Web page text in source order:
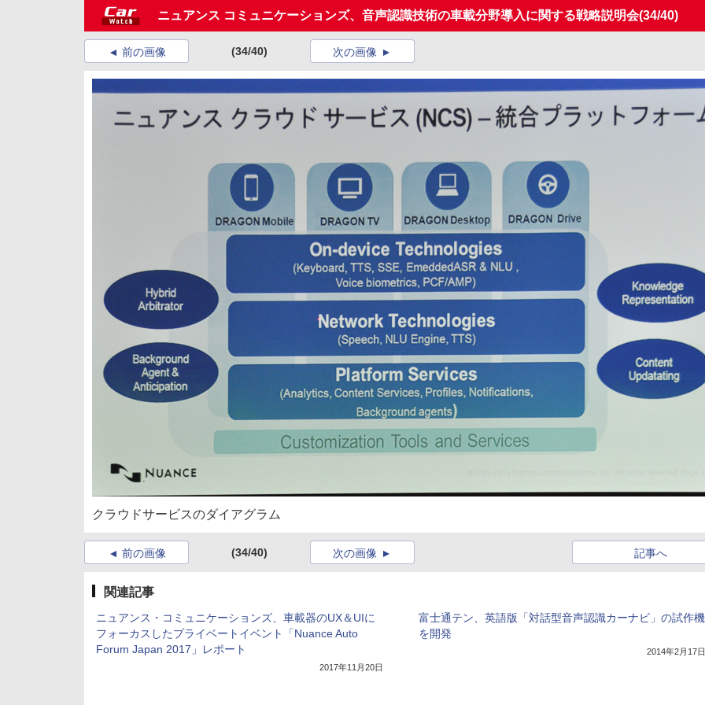
ニュアンス コミュニケーションズ、音声認識技術の車載分野導入に関する戦略説明会(34/40)
前の画像 (34/40) 次の画像
クラウドサービスのダイアグラム
前の画像 (34/40) 記事へ
次の画像
関連記事
ニュアンス・コミュニケーションズ、車載器のUX＆UIに
フォーカスしたプライベートイベント「Nuance Auto
Forum Japan 2017」レポート
2017年11月20日
富士通テン、英語版「対話型音声認識カーナビ」の試作機
を開発
2014年2月17日